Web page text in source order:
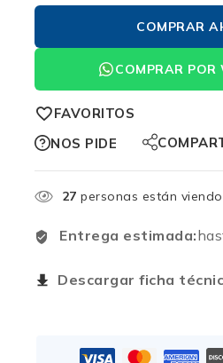
COMPRAR
COMPRAR
FAVORITOS
NOS PIDE
27 personas están
Entrega estimada:
Descargar ficha